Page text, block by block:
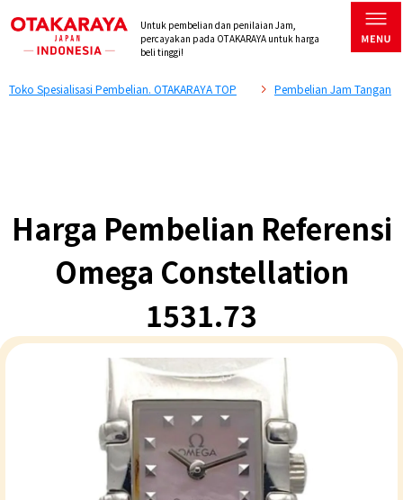
Untuk pembelian dan penilaian Jam,
percayakan pada OTAKARAYA untuk harga
beli tinggi!
Toko Spesialisasi Pembelian. OTAKARAYA TOP Pembelian Jam Tangan
Harga Pembelian Referensi
Omega Constellation
1531.73